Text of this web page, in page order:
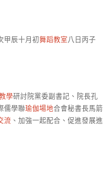
甲辰十月初舞蹈教室八日丙子
學研討院黨委副書記、院長孔
儒學聯瑜伽場地合會秘書長馬箭
流 、加強一起配合、促進發展進